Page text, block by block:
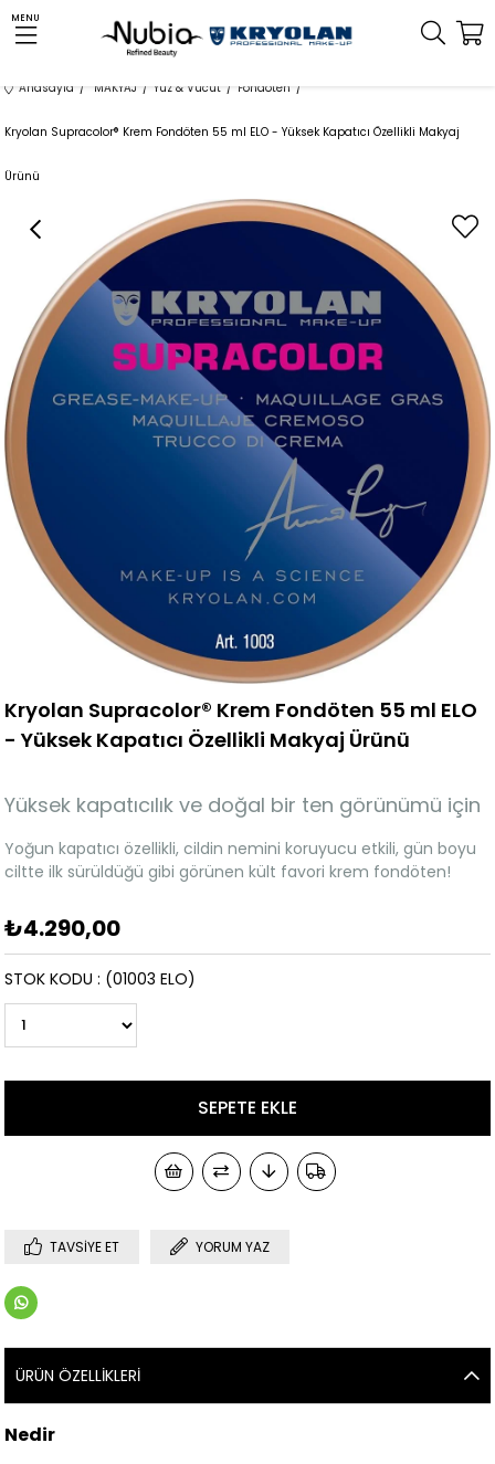
MENU
Anasayfa MAKYAJ Yüz & Vücut Fondöten
Kryolan Supracolor® Krem Fondöten 55 ml ELO - Yüksek Kapatıcı Özellikli Makyaj
Ürünü
Kryolan Supracolor® Krem Fondöten 55 ml ELO
- Yüksek Kapatıcı Özellikli Makyaj Ürünü
Yüksek kapatıcılık ve doğal bir ten görünümü için
Yoğun kapatıcı özellikli, cildin nemini koruyucu etkili, gün boyu
ciltte ilk sürüldüğü gibi görünen kült favori krem fondöten!
₺4.290,00
(01003 ELO)
STOK KODU
TAVSIYE ET YORUM YAZ
ÜRÜN ÖZELLIKLERI
Nedir